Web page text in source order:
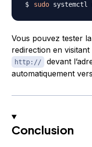
sudo
Vous pouvez tester
redirection en
http://
devant
automatiquement vers
Conclusion